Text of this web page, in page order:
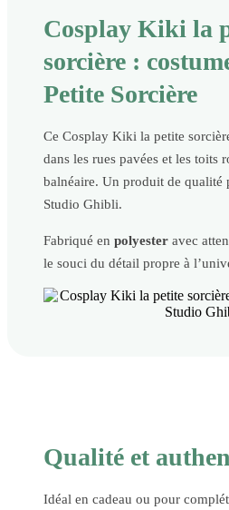
Cosplay Kiki la
sorcière :
Petite Sorcière
Ce Cosplay Kiki la petite
dans les rues pavées et les toits
balnéaire. Un produit de qualité
Studio Ghibli.
Fabriqué en polyester avec
le souci du détail propre à
Qualité et
Idéal en cadeau ou pour